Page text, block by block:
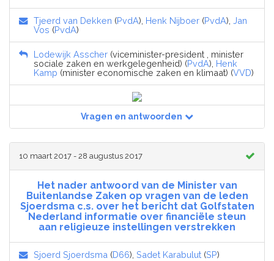
Tjeerd van Dekken (PvdA), Henk Nijboer (PvdA), Jan
Vos (PvdA)
Lodewijk Asscher (viceminister-president , minister
sociale zaken en werkgelegenheid) (PvdA), Henk
Kamp (minister economische zaken en klimaat) (VVD)
Vragen en antwoorden
10 maart 2017 - 28 augustus 2017
Het nader antwoord van de Minister van
Buitenlandse Zaken op vragen van de leden
Sjoerdsma c.s. over het bericht dat Golfstaten
Nederland informatie over financiële steun
aan religieuze instellingen verstrekken
Sjoerd Sjoerdsma (D66), Sadet Karabulut (SP)